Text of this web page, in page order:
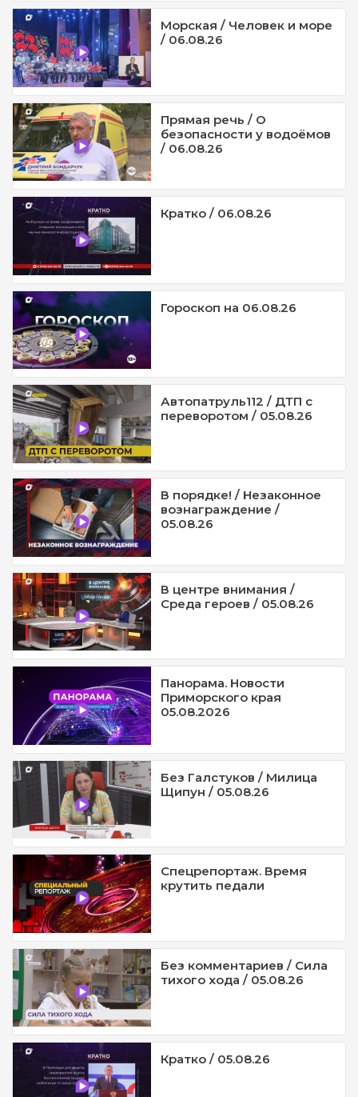
Морская / Человек и море
/ 06.08.26
Прямая речь / О
безопасности у водоёмов
/ 06.08.26
Кратко / 06.08.26
Гороскоп на 06.08.26
Автопатруль112 / ДТП с
переворотом / 05.08.26
В порядке! / Незаконное
вознаграждение /
05.08.26
В центре внимания /
Среда героев / 05.08.26
Панорама. Новости
Приморского края
05.08.2026
Без Галстуков / Милица
Щипун / 05.08.26
Спецрепортаж. Время
крутить педали
Без комментариев / Сила
тихого хода / 05.08.26
Кратко / 05.08.26